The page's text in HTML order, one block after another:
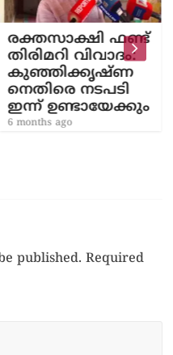
രക്തസാക്ഷി ഫണ്ട്
തിരിമറി വിവാദം:
കുഞ്ഞിക്കൃഷ്ണ
നെതിരെ നടപടി
ഇന്ന് ഉണ്ടായേക്കും
6 months ago
published. Required